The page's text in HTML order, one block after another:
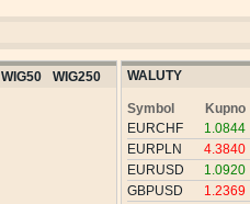
WIG50 WIG250 WALUTY
Symbol
Kupno
EURCHF
1.0844
EURPLN
4.3840
EURUSD
1.0920
GBPUSD
1.2369